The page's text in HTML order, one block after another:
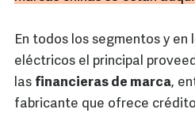
En todos los segmentos y en
eléctricos el principal
las financieras de marca,
fabricante que ofrece